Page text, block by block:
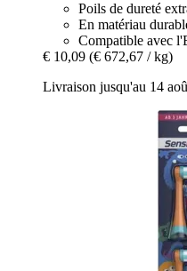
Poils de dureté
En matériau
Compatible avec
€ 10,09 (€ 672,67 / kg)
Livraison jusqu'au 14